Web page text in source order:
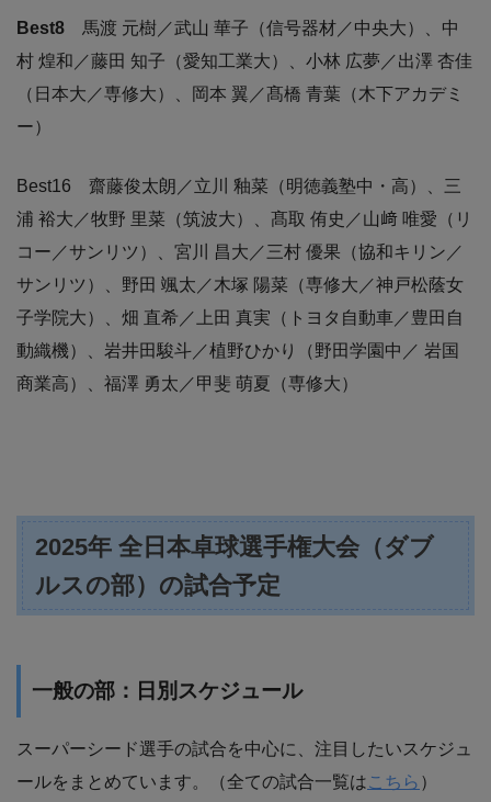
Best8 馬渡 元樹／武山 華子（信号器材／中央大）、中
村 煌和／藤田 知子（愛知工業大）、小林 広夢／出澤 杏佳
（日本大／専修大）、岡本 翼／髙橋 青葉（木下アカデミ
ー）
Best16 齋藤俊太朗／立川 釉菜（明徳義塾中・高）、三
浦 裕大／牧野 里菜（筑波大）、髙取 侑史／山﨑 唯愛（リ
コー／サンリツ）、宮川 昌大／三村 優果（協和キリン／
サンリツ）、野田 颯太／木塚 陽菜（専修大／神戸松蔭女
子学院大）、畑 直希／上田 真実（トヨタ自動車／豊田自
動織機）、岩井田駿斗／植野ひかり（野田学園中／ 岩国
商業高）、福澤 勇太／甲斐 萌夏（専修大）
2025年 全日本卓球選手権大会（ダブ
ルスの部）の試合予定
一般の部：日別スケジュール
スーパーシード選手の試合を中心に、注目したいスケジュ
ールをまとめています。（全ての試合一覧はこちら ）